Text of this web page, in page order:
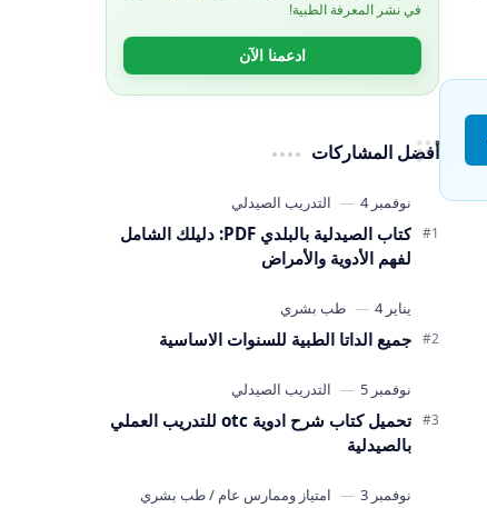
في نشر المعرفة الطبية!
ادعمنا الآن
أفضل المشاركات
كتاب الصيدلية بالبلدي PDF: دليلك الشامل
لفهم الأدوية والأمراض
جميع الداتا الطبية للسنوات الاساسية
تحميل كتاب شرح ادوية otc للتدريب العملي
بالصيدلية